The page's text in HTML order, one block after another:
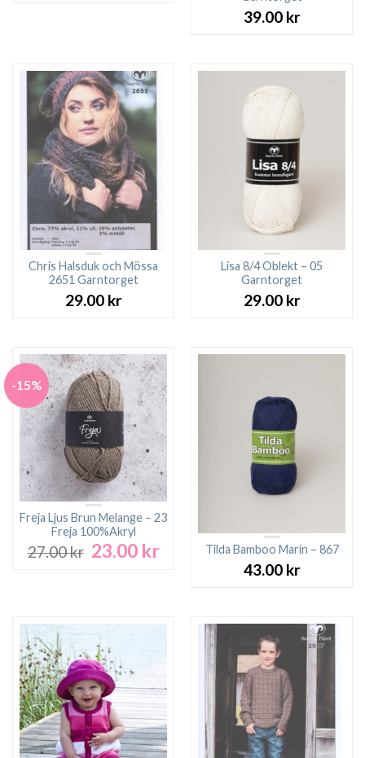
39.00 kr
Chris Halsduk och Mössa
2651 Garntorget
29.00 kr
Lisa 8/4 Oblekt – 05
Garntorget
29.00 kr
-15%
Freja Ljus Brun Melange – 23
Freja 100%Akryl
27.00kr Det
23.00 krDet
Tilda Bamboo Marin – 867
43.00 kr